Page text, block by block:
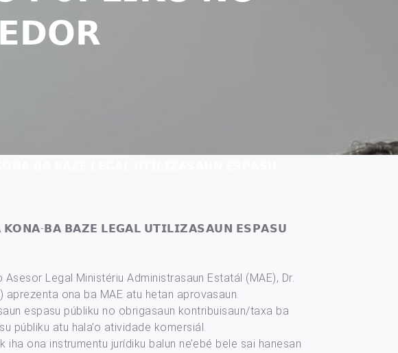
𝗕𝗔 𝗕𝗔𝗭𝗘 𝗟𝗘𝗚𝗔𝗟 𝗨𝗧𝗜𝗟𝗜𝗭𝗔𝗦𝗔𝗨𝗡 𝗘𝗦𝗣𝗔𝗦𝗨
Legal Ministériu Administrasaun Estatál (MAE), Dr.
aprezenta ona ba MAE atu hetan aprovasaun.
espasu públiku no obrigasaun kontribuisaun/taxa ba
públiku atu hala’o atividade komersiál.
iha ona instrumentu jurídiku balun ne’ebé bele sai hanesan